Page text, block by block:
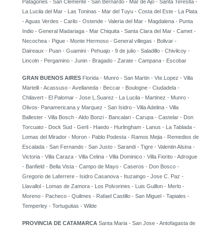
Patagones - San Clemente - San Bernardo - Mar de Ajo - Santa Teresita -
La Lucila del Mar - Las Toninas - Mar del Tuyu - Costa del Este - La Plata
- Aguas Verdes - Carilo - Ostende - Valeria del Mar - Magdalena - Punta
Indio - General Madariaga - Mar Chiquita - Santa Clara del Mar - Camet -
Necochea - Pigue - Monte Hermoso - General villegas - Bolivar -
Daireaux - Puan - Guamini - Pehuajo - 9 de julio - Saladillo - Chivilcoy -
Lincoln - Pergamino - Junin - Bragado - Zarate - Campana - Escobar
GRAN BUENOS AIRES Florida - Munro - San Martin - Vte.Lopez - Villa
Martelli - Acassuso - Avellaneda - Beccar - Boulogne - Ciudadela -
Chilavert - El Palomar - Jose L.Suarez - La Lucila - Martinez - Munro -
Olivos- Panamericana y Marquez - San Isidro - Villa Adelina - Villa
Ballester - Villa Bosch - Aldo Bonzi - Bancalari - Carupa - Castelar - Don
Torcuato - Dock Sud - Gerli - Haedo - Hurlingham - Lanus - La Tablada -
Lomas del Mirador - Moron - Pablo Podesta - Ramos Mejia - Remedios de
Escalada - San Fernando - San Justo - Sarandi - Tigre - Valentin Alsina -
Victoria - Villa Caraza - Villa Celina - Villa Dominico - Villa Fiorito - Adrogue
- Banfield - Bella Vista - Campo de Mayo - Caseros - Don Bosco -
Gregorio de Laferrere - Isidro Casanova - Ituzaingo - Jose C. Paz -
Llavallol - Lomas de Zamora - Los Polvorines - Luis Guillon - Merlo -
Moreno - Pacheco - Quilmes - Rafael Castillo - San Miguel - Tapiales -
Temperley - Tortuguitas - Wilde
PROVINCIA DE CATAMARCA Santa Maria - San Jose - Antofagasta de